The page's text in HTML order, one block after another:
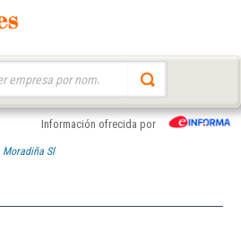
Información ofrecida por
Moradiña Sl